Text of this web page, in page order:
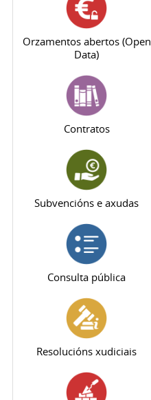
Orzamentos abertos (Open
Data)
Contratos
Subvencións e axudas
Consulta pública
Resolucións xudiciais